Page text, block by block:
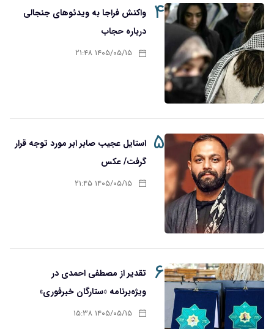
۴
واکنش فراجا به ویدئوهای جنجالی
درباره حجاب
۱۴۰۵/۰۵/۱۵ ۲۱:۴۸
۵ استایل عجیب صابر ابر مورد توجه قرار
گرفت/ عکس
۱۴۰۵/۰۵/۱۵ ۲۱:۴۵
۶
تقدیر از مصطفی احمدی در
ویژه‌برنامه «ستارگان خبرفوری»
۱۴۰۵/۰۵/۱۵ ۱۵:۳۸